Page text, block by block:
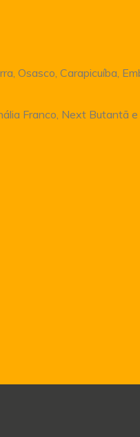
Osasco, Carapicuíba,
Franco, Next Butantã